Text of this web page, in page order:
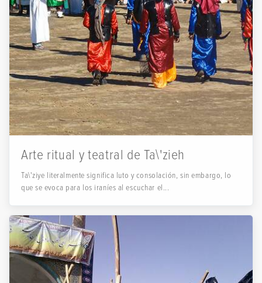
Arte ritual y teatral de Ta\'zieh
Ta\'ziye literalmente significa luto y consolación, sin embargo, lo
que se evoca para los iraníes al escuchar el...